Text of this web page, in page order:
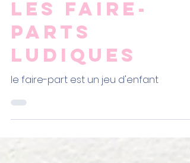
12 sept. 2024
les faire-
parts
ludiques
le faire-part est un jeu d'enfant